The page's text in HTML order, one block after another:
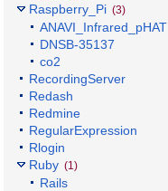
Raspberry_Pi (3)
ANAVI_Infrared_pHAT
DNSB-35137
co2
RecordingServer
Redash
Redmine
RegularExpression
Rlogin
Ruby (1)
Rails